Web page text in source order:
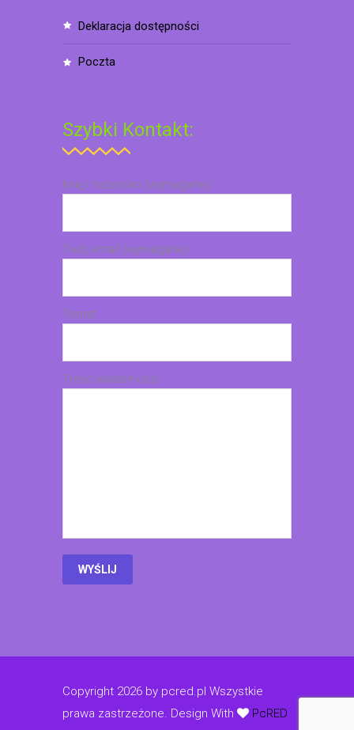
deklaracja dostępności
poczta
Szybki Kontakt:
Imię i nazwisko (wymagane)
Twój email (wymagane)
Temat
Treść wiadomości
Copyright 2026 by pcred.pl Wszystkie
prawa zastrzeżone. Design With PcRED